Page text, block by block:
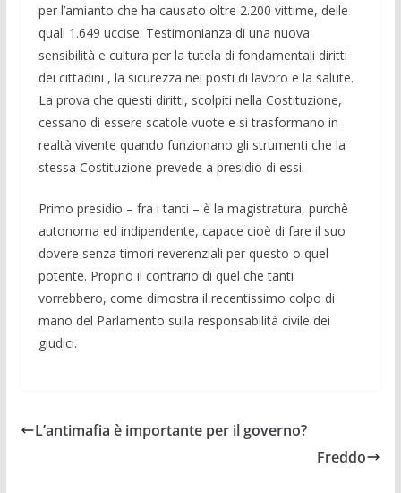
per l’amianto che ha causato oltre 2.200 vittime, delle
quali 1.649 uccise. Testimonianza di una nuova
sensibilità e cultura per la tutela di fondamentali diritti
dei cittadini , la sicurezza nei posti di lavoro e la salute.
La prova che questi diritti, scolpiti nella Costituzione,
cessano di essere scatole vuote e si trasformano in
realtà vivente quando funzionano gli strumenti che la
stessa Costituzione prevede a presidio di essi.
Primo presidio – fra i tanti – è la magistratura, purchè
autonoma ed indipendente, capace cioè di fare il suo
dovere senza timori reverenziali per questo o quel
potente. Proprio il contrario di quel che tanti
vorrebbero, come dimostra il recentissimo colpo di
mano del Parlamento sulla responsabilità civile dei
giudici.
L’antimafia è importante per il governo?
Freddo